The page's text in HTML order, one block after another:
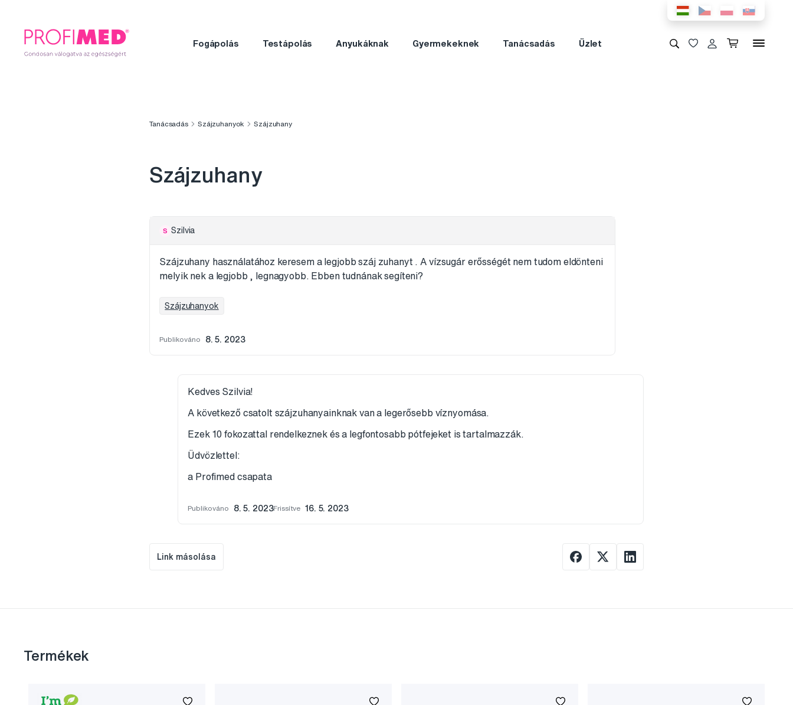
Fogápolás Testápolás Anyukáknak Gyermekeknek Tanácsadás Üzlet
Tanácsadás Szájzuhanyok Szájzuhany
Szájzuhany
S Szilvia
Szájzuhany használatához keresem a legjobb száj zuhanyt . A vízsugár erősségét nem tudom eldönteni
melyik nek a legjobb , legnagyobb. Ebben tudnának segíteni?
Szájzuhanyok
Publikováno 8. 5. 2023
Kedves Szilvia!
A következő csatolt szájzuhanyainknak van a legerősebb víznyomása.
Ezek 10 fokozattal rendelkeznek és a legfontosabb pótfejeket is tartalmazzák.
Üdvözlettel:
a Profimed csapata
Publikováno 8. 5. 2023Frissítve 16. 5. 2023
Link másolása
Termékek